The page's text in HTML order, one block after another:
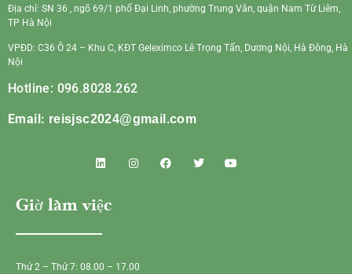
Địa chỉ: SN 36 , ngõ 69/1 phố Đại Linh, phường Trung Văn, quận Nam Từ Liêm,
TP Hà Nội
VPĐD: C36 Ô 24 – Khu C, KĐT Geleximco Lê Trọng Tấn, Dương Nội, Hà Đông, Hà
Nội
Hotline: 096.8028.262
Email: reisjsc2024@gmail.com
Giờ làm việc
Thứ 2 – Thứ 7: 08.00 – 17.00